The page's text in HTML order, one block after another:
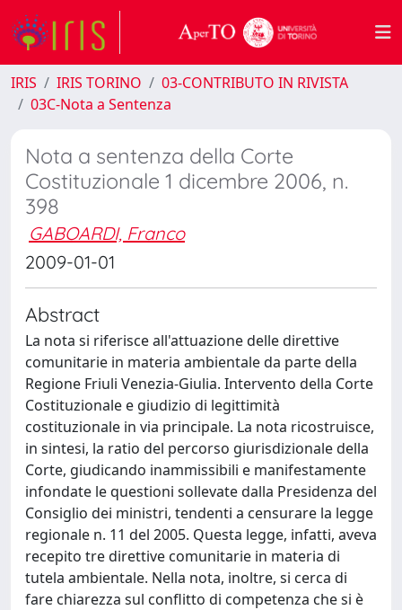
IRIS IRIS TORINO
03-CONTRIBUTO IN RIVISTA
03C-Nota a Sentenza
Nota a sentenza della Corte
Costituzionale 1 dicembre 2006, n.
398
GABOARDI, Franco
2009-01-01
Abstract
La nota si riferisce all'attuazione delle direttive
comunitarie in materia ambientale da parte della
Regione Friuli Venezia-Giulia. Intervento della Corte
Costituzionale e giudizio di legittimità
costituzionale in via principale. La nota ricostruisce,
in sintesi, la ratio del percorso giurisdizionale della
Corte, giudicando inammissibili e manifestamente
infondate le questioni sollevate dalla Presidenza del
Consiglio dei ministri, tendenti a censurare la legge
regionale n. 11 del 2005. Questa legge, infatti, aveva
recepito tre direttive comunitarie in materia di
tutela ambientale. Nella nota, inoltre, si cerca di
fare chiarezza sul conflitto di competenza che si è